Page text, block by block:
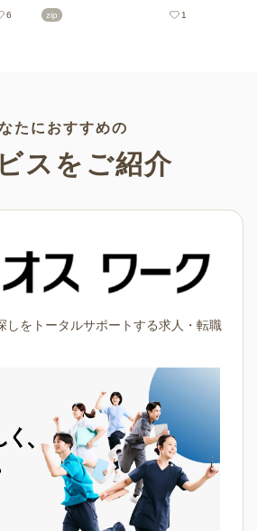
、使
6
可愛くておしゃれなイラスト素
さい！
zip 1
たにおすすめの
スをご紹介
しをトータルサポートする求人・転職